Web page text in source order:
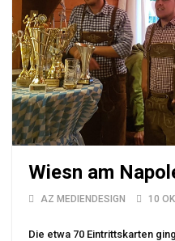
Wiesn am
AZ MEDIENDESIGN 10
Die etwa 70 Eintrittskarten